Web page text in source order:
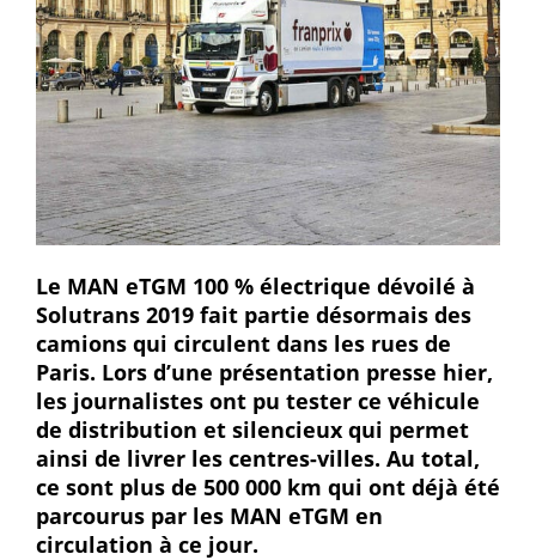
Le MAN eTGM 100 % électrique dévoilé à
Solutrans 2019 fait partie désormais des
camions qui circulent dans les rues de
Paris. Lors d’une présentation presse hier,
les journalistes ont pu tester ce véhicule
de distribution et silencieux qui permet
ainsi de livrer les centres-villes. Au total,
ce sont plus de 500 000 km qui ont déjà été
parcourus par les MAN eTGM en
circulation à ce jour.